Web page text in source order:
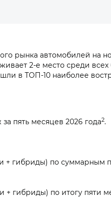
рынка автомобилей на
2-е место среди
в ТОП-10 наиболее
пять месяцев 2026 года2.
+ гибриды) по суммарным
гибриды) по итогу пяти